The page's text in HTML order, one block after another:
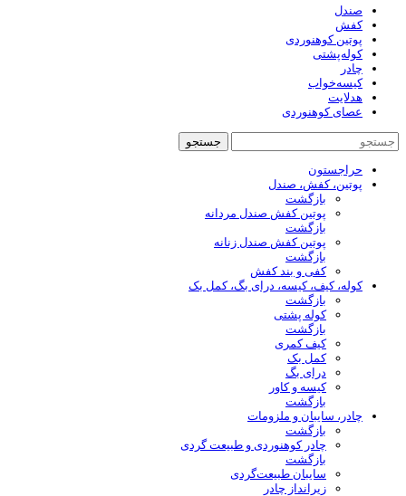
صندل
کفش
پوتین کوهنوردی
کوله‌پشتی
چادر
کیسه‌خواب
هدلایت
عصای کوهنوردی
جستجو
حراجستون
پوتین، کفش، صندل
بازگشت
پوتین کفش صندل مردانه
بازگشت
پوتین کفش صندل زنانه
بازگشت
کفی و بند کفش
کوله، کیف، کیسه، درای بگ، کمل بک
بازگشت
کوله پشتی
بازگشت
کیف کمری
کمل بک
درای بگ
کیسه و کاور
بازگشت
چادر، سایبان و ملزومات
بازگشت
چادر کوهنوردی و طبیعت گردی
بازگشت
سایبان طبیعت‌گردی
زیرانداز چادر